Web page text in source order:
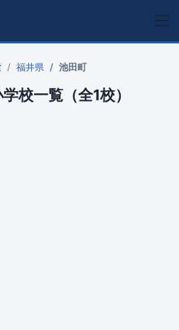
福井県 池田町
校一覧（全1校）